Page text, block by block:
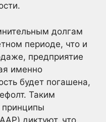
долгам
периоде, что и
предприятие
именно
будет погашена,
Таким
диктуют, что